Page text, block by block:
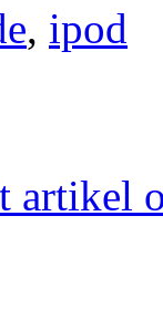
, ipod
artikel